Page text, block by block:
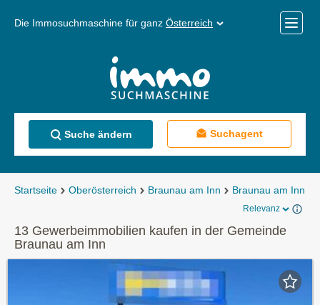
Die Immosuchmaschine für ganz Österreich
Menü
Suche ändern Suchagent
Startseite Oberösterreich Braunau am Inn Braunau am Inn
Relevanz
13 Gewerbeimmobilien kaufen in der Gemeinde
Braunau am Inn